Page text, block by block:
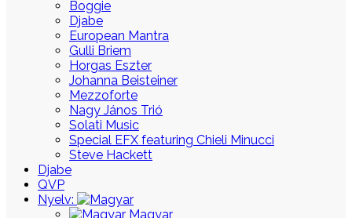
Boggie
Djabe
European Mantra
Gulli Briem
Horgas Eszter
Johanna Beisteiner
Mezzoforte
Nagy János Trió
Solati Music
Special EFX featuring Chieli Minucci
Steve Hackett
Djabe
QVP
Nyelv:
Magyar